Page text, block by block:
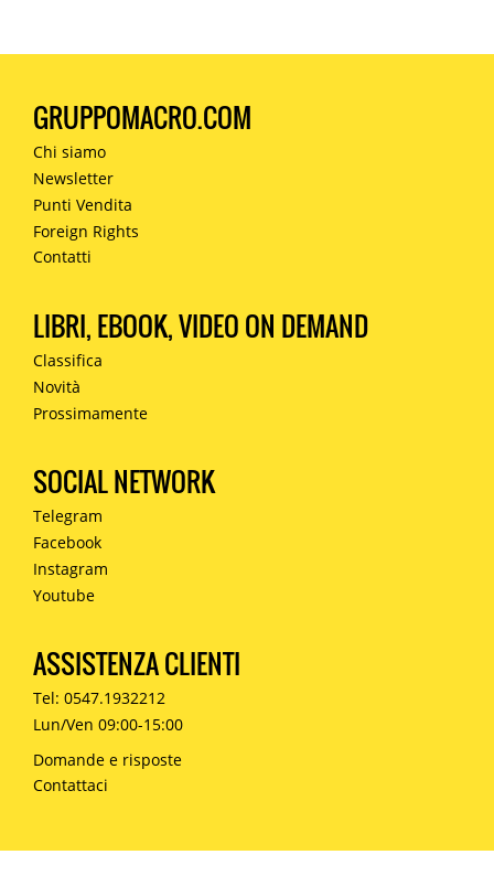
GRUPPOMACRO.COM
Chi siamo
Newsletter
Punti Vendita
Foreign Rights
Contatti
LIBRI, EBOOK, VIDEO ON DEMAND
Classifica
Novità
Prossimamente
SOCIAL NETWORK
Telegram
Facebook
Instagram
Youtube
ASSISTENZA CLIENTI
Tel: 0547.1932212
Lun/Ven 09:00-15:00
Domande e risposte
Contattaci